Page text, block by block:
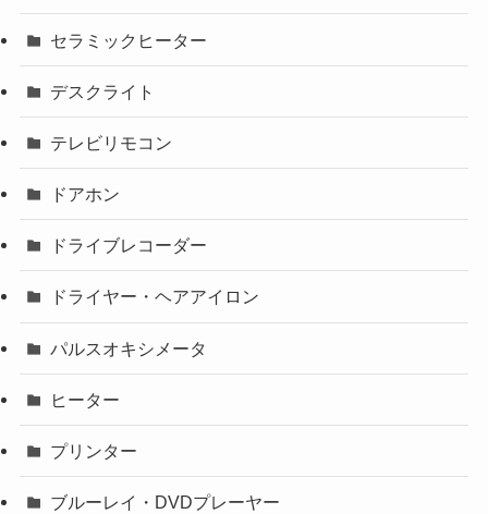
セラミックヒーター
デスクライト
テレビリモコン
ドアホン
ドライブレコーダー
ドライヤー・ヘアアイロン
パルスオキシメータ
ヒーター
プリンター
ブルーレイ・DVDプレーヤー